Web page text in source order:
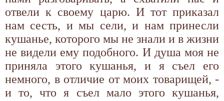
отвели к своему царю. И тот приказал
нам сесть, и мы сели, и нам принесли
кушанье, которого мы не знали и в жизни
не видели ему подобного. И душа моя не
приняла этого кушанья, и я съел его
немного, в отличие от моих товарищей, -
и то, что я съел мало этого кушанья,